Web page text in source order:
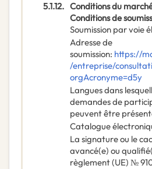
5.1.12. Conditions du
Conditions de
Soumission par voie
Adresse de
soumission: https://
/entreprise/
orgAcronyme=d5y
Langues dans
demandes de
peuvent être
Catalogue
La signature ou le
avancé(e) ou
règlement (UE) №